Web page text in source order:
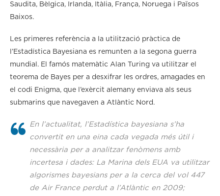
Saudita, Bèlgica, Irlanda, Itàlia, França, Noruega i Països
Baixos.
Les primeres referència a la utilització pràctica de
l’Estadística Bayesiana es remunten a la segona guerra
mundial. El famós matemàtic Alan Turing va utilitzar el
teorema de Bayes per a desxifrar les ordres, amagades en
el codi Enigma, que l’exèrcit alemany enviava als seus
submarins que navegaven a Atlàntic Nord.
En l’actualitat, l’Estadística bayesiana s’ha
convertit en una eina cada vegada més útil i
necessària per a analitzar fenòmens amb
incertesa i dades: La Marina dels EUA va utilitzar
algorismes bayesians per a la cerca del vol 447
de Air France perdut a l’Atlàntic en 2009;